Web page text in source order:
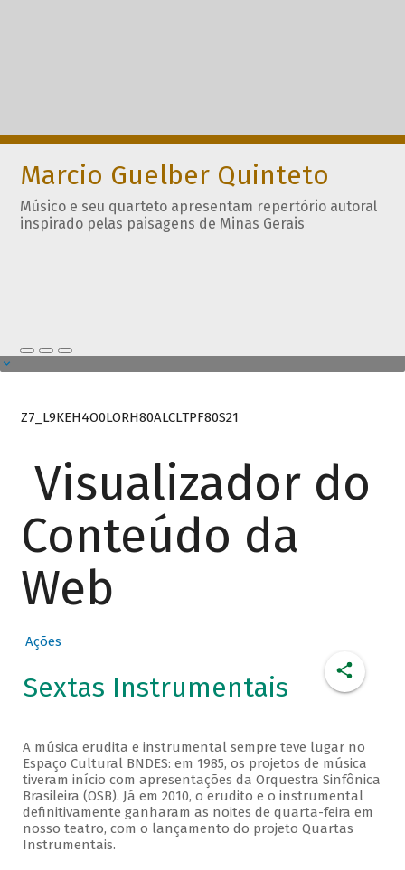
Marcio Guelber Quinteto
Músico e seu quarteto apresentam repertório autoral
inspirado pelas paisagens de Minas Gerais
Z7_L9KEH4O0LORH80ALCLTPF80S21
Visualizador do
Conteúdo da
Web
Ações
Sextas Instrumentais
A música erudita e instrumental sempre teve lugar no
Espaço Cultural BNDES: em 1985, os projetos de música
tiveram início com apresentações da Orquestra Sinfônica
Brasileira (OSB). Já em 2010, o erudito e o instrumental
definitivamente ganharam as noites de quarta-feira em
nosso teatro, com o lançamento do projeto Quartas
Instrumentais.